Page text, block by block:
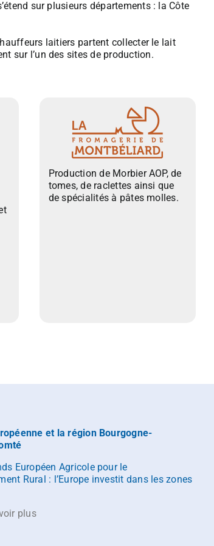
sur plusieurs départements : la Côte
laitiers partent collecter le lait
sur l’un des sites de production.
Production de Morbier AOP, de
tomes, de raclettes ainsi que
de spécialités à pâtes molles.
et la région Bourgogne-
Européen Agricole pour le
Rural : l’Europe investit dans les zones
plus